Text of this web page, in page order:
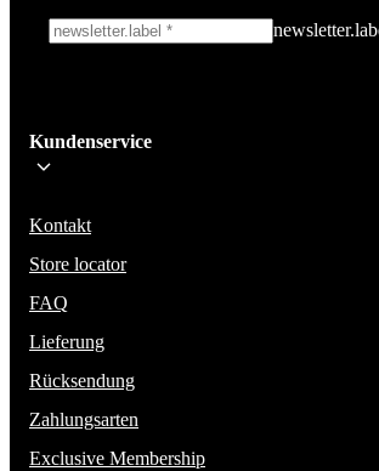
Bleib auf dem Laufenden über die neuesten
Aktionen. Wir geben deine E-Mail-Adresse
Kundenservice
Kontakt
Store locator
FAQ
Lieferung
Rücksendung
Zahlungsarten
Exclusive Membership